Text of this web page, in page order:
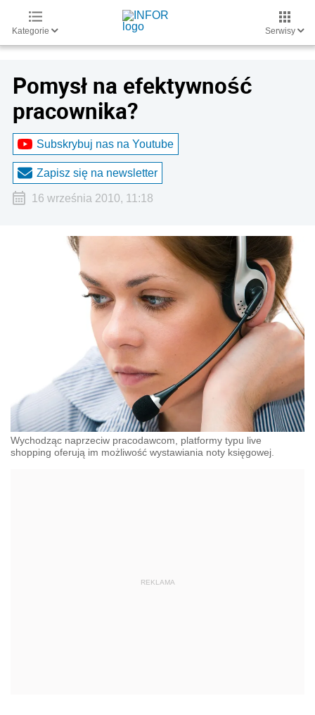
Kategorie Serwisy
Pomysł na efektywność
pracownika?
Subskrybuj nas na Youtube
Zapisz się na newsletter
16 września 2010, 11:18
Wychodząc naprzeciw pracodawcom, platformy typu live
shopping oferują im możliwość wystawiania noty księgowej.